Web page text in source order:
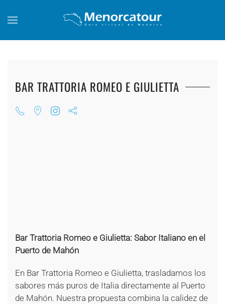
Skip to main content
BAR TRATTORIA ROMEO E GIULIETTA
Bar Trattoria Romeo e Giulietta: Sabor Italiano en el
Puerto de Mahón
En Bar Trattoria Romeo e Giulietta, trasladamos los
sabores más puros de Italia directamente al Puerto
de Mahón. Nuestra propuesta combina la calidez de